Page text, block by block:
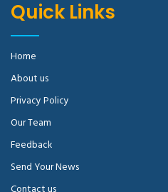
Quick Links
Home
About us
Privacy Policy
Our Team
Feedback
Send Your News